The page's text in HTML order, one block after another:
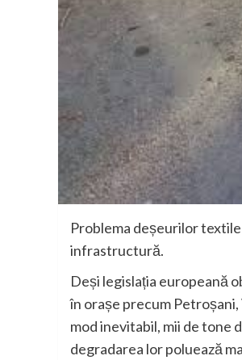
Problema deșeurilor
infrastructură.
Deși legislația europeană
în orașe precum
mod inevitabil, mii de tone
degradarea lor poluează